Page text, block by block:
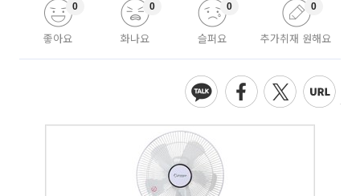
좋아요
0
화나요
0
슬퍼요
0
추가취재 원해요
0